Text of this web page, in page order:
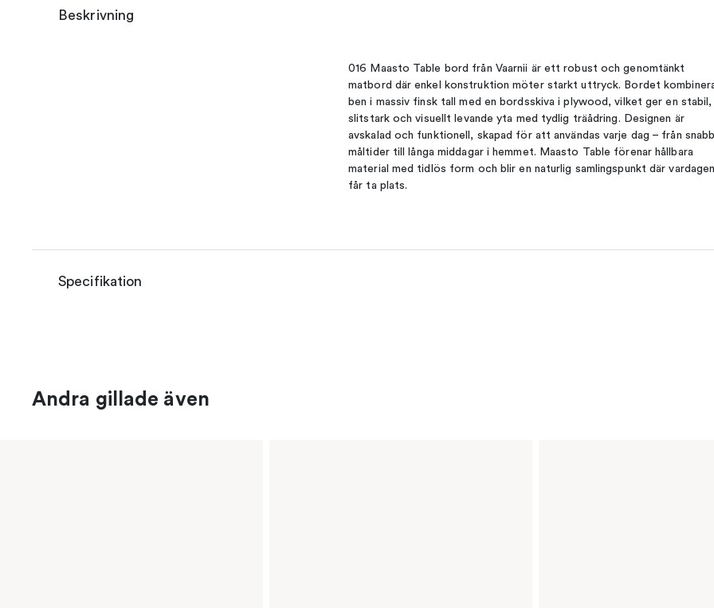
Beskrivning
016 Maasto Table bord från Vaarnii är ett robust och genomtänkt
matbord där enkel konstruktion möter starkt uttryck. Bordet
ben i massiv finsk tall med en bordsskiva i plywood, vilket ger en stabil,
slitstark och visuellt levande yta med tydlig träådring. Designen är
avskalad och funktionell, skapad för att användas varje dag – från
måltider till långa middagar i hemmet. Maasto Table förenar hållbara
material med tidlös form och blir en naturlig samlingspunkt där
får ta plats.
Specifikation
Andra gillade även